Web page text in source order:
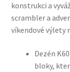
konstrukci a
scrambler a
víkendové výlety
Dezén
bloky,